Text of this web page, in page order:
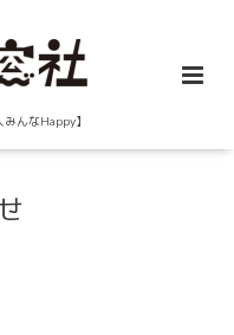
んなHappy】